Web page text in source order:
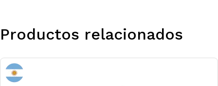
Productos relacionados